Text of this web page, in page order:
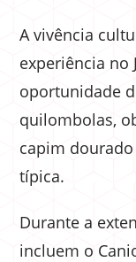
A vivência
experiência no
oportunidade
quilombolas,
capim
típica.
Durante a
incluem o